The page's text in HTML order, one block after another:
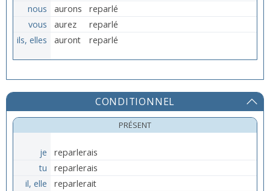
nous
aurons
reparlé
vous
aurez
reparlé
ils, elles
auront reparlé
CONDITIONNEL
PRÉSENT
je
reparlerais
tu
reparlerais
il, elle
reparlerait